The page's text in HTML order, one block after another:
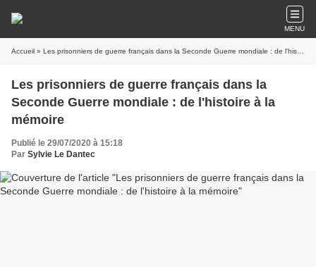
MENU
Accueil » Les prisonniers de guerre français dans la Seconde Guerre mondiale : de l'histoire à la mémoire
Les prisonniers de guerre français dans la
Seconde Guerre mondiale : de l'histoire à la
mémoire
Publié le 29/07/2020 à 15:18
Par Sylvie Le Dantec